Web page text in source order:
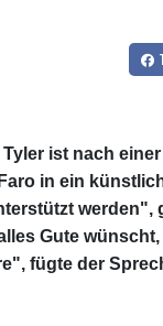
ist nach
in ein
werden",
Gute
fügte der